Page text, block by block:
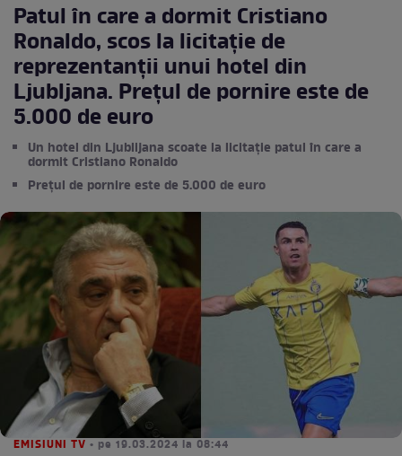
Patul în care a dormit Cristiano
Ronaldo, scos la licitație de
reprezentanții unui hotel din
Ljubljana. Prețul de pornire este de
5.000 de euro
Un hotel din Ljublijana scoate la licitație patul în care a
dormit Cristiano Ronaldo
Prețul de pornire este de 5.000 de euro
EMISIUNI TV • pe 19.03.2024 la 08:44